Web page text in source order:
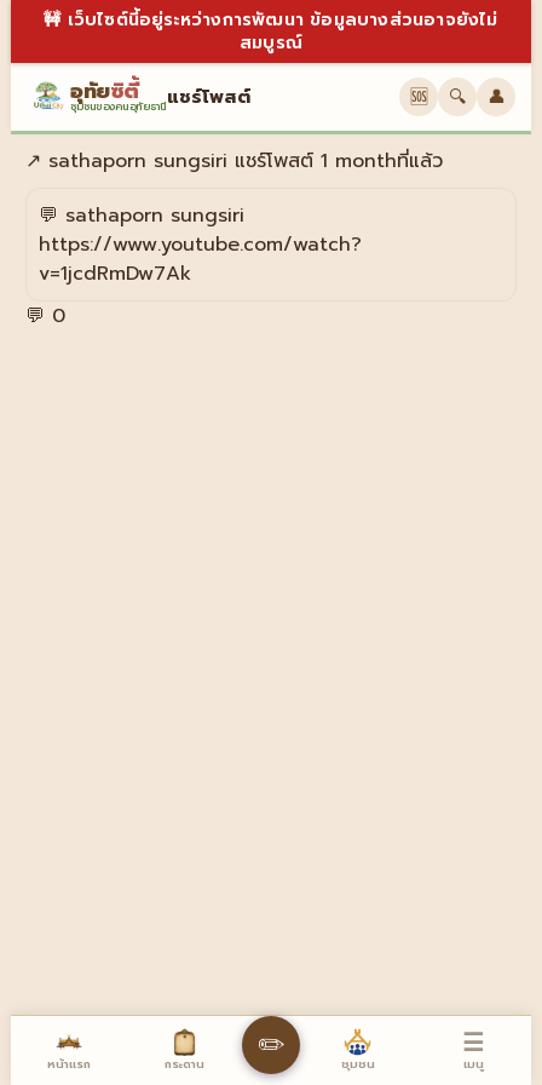
🚧 เว็บไซต์นี้อยู่ระหว่างการพัฒนา ข้อมูลบางส่วนอาจยังไม่
สมบูรณ์
อุทัยซิตี้
ชุมชนของคนอุทัยธานีแชร์โพสต์ 🆘 🔍 👤
↗ sathaporn sungsiri แชร์โพสต์ 1 monthที่แล้ว
💬 sathaporn sungsiri
https://www.youtube.com/watch?
v=1jcdRmDw7Ak
💬 0
หน้าแรก กระดาน ✏️ ชุมชน
☰
เมนู